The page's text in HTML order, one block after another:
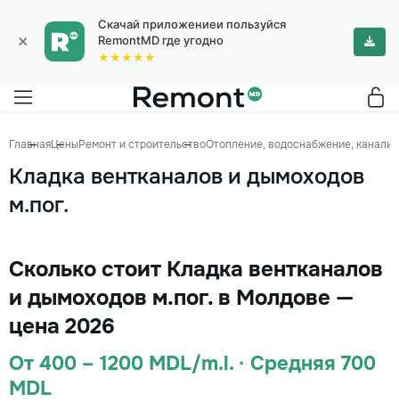
×
Скачай приложениеи пользуйся
RemontMD где угодно
★★★★★
ГлавнаяЦеныРемонт и строительствоОтопление, водоснабжение,
Кладка вентканалов и дымоходов
м.пог.
Сколько стоит Кладка вентканалов
и дымоходов м.пог. в Молдове —
цена 2026
От 400 – 1200 MDL/m.l. · Средняя 700
MDL